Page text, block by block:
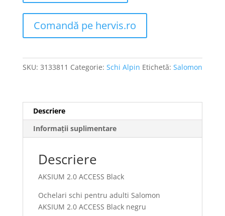
Comandă pe hervis.ro
SKU: 3133811 Categorie: Schi Alpin Etichetă: Salomon
Descriere
Informații suplimentare
Descriere
AKSIUM 2.0 ACCESS Black
Ochelari schi pentru adulti Salomon
AKSIUM 2.0 ACCESS Black negru